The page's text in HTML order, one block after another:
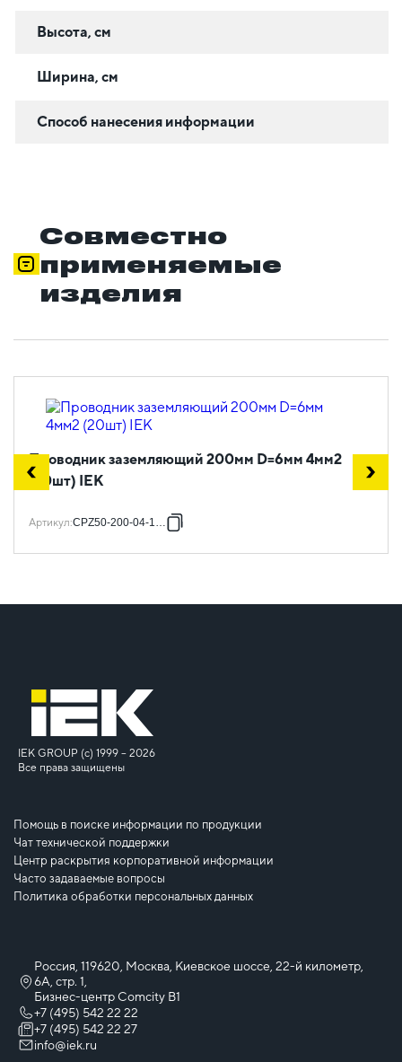
Высота, см
Ширина, см
Способ нанесения информации
Совместно
применяемые
изделия
Проводник заземляющий 200мм D=6мм 4мм2
(20шт) IEK
Артикул:CPZ50-200-04-1-06
IEK GROUP (c) 1999 – 2026
Все права защищены
Помощь в поиске информации по продукции
Чат технической поддержки
Центр раскрытия корпоративной информации
Часто задаваемые вопросы
Политика обработки персональных данных
Россия, 119620, Москва, Киевское шоссе, 22-й километр,
6А, стр. 1,
Бизнес-центр Comcity B1
+7 (495) 542 22 22
+7 (495) 542 22 27
info@iek.ru